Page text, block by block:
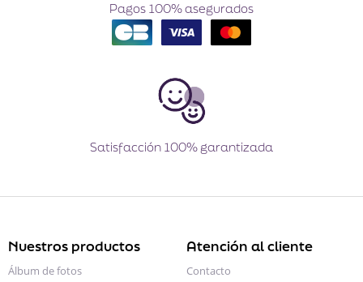
Pagos 100% asegurados
Satisfacción 100% garantizada
Nuestros productos
Álbum de fotos
Atención al cliente
Contacto